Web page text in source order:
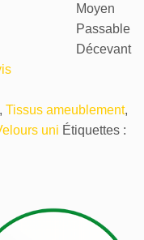
Moyen
Passable
Décevant
, Tissus ameublement,
uni Étiquettes :